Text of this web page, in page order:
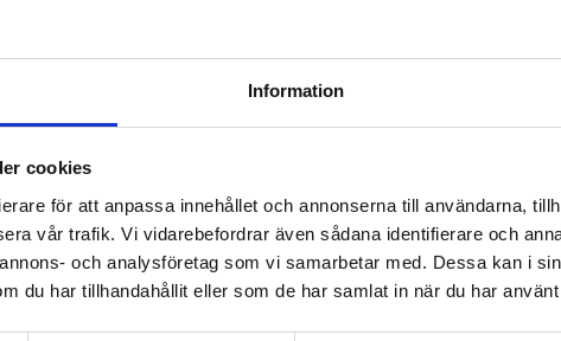
Information
cookies
för att anpassa innehållet och annonserna till användarna,
vår trafik. Vi vidarebefordrar även sådana identifierare och
och analysföretag som vi samarbetar med. Dessa kan i
du har tillhandahållit eller som de har samlat in när du har
annan surrningsutrustning. |
mellan 50 mm och 75
INFO